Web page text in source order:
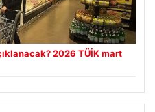
2026 TÜİK mart